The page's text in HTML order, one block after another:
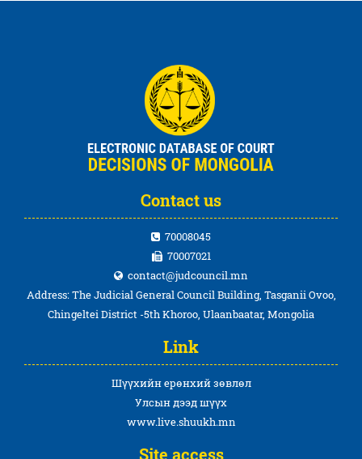
Contact us
70008045
70007021
contact@judcouncil.mn
Address: The Judicial General Council Building, Tasganii Ovoo,
Chingeltei District -5th Khoroo, Ulaanbaatar, Mongolia
Link
Шүүхийн ерөнхий зөвлөл
Улсын дээд шүүх
www.live.shuukh.mn
Site access